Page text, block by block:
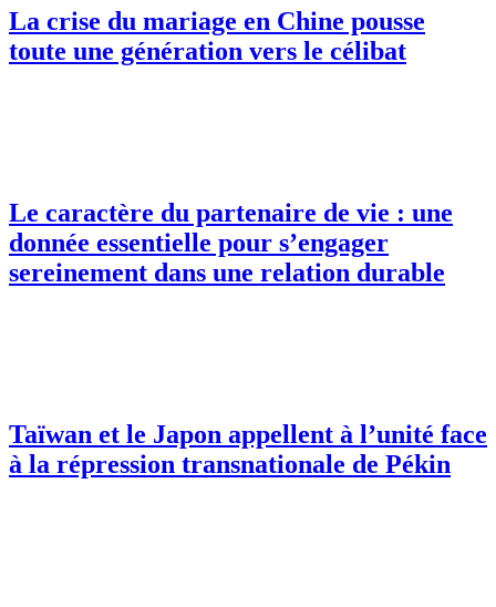
La crise du mariage en Chine pousse
toute une génération vers le célibat
Le caractère du partenaire de vie : une
donnée essentielle pour s’engager
sereinement dans une relation durable
Taïwan et le Japon appellent à l’unité face
à la répression transnationale de Pékin